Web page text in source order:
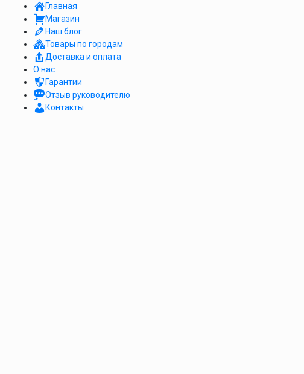
Главная
Магазин
Наш блог
Товары по городам
Доставка и оплата
О нас
Гарантии
Отзыв руководителю
Контакты